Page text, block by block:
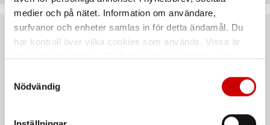
medier och på nätet. Information om användare,
surfvanor och enheter samlas in för detta ändamål. Du
har kontroll över vilka cookies som används. Vissa är
tekniskt nödvändiga. Godkännande av statistik- och
länder utanför EU med olika dataskyddsnormer. Genom
att godkänna samtycker du till sådana överföringar. Läs
Nödvändig
Rekommenderat baserat på vald produkt